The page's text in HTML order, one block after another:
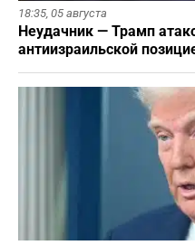
18:35, 05 августа
Неудачник — Трамп
антиизраильской